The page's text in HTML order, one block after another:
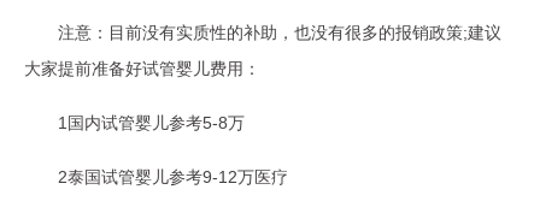
注意：目前没有实质性的补助，也没有很多的报销政策;建议
大家提前准备好试管婴儿费用：
1国内试管婴儿参考5-8万
2泰国试管婴儿参考9-12万医疗